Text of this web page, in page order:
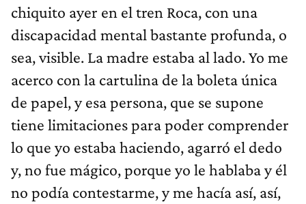
chiquito ayer en el tren Roca, con una
discapacidad mental bastante profunda, o
sea, visible. La madre estaba al lado. Yo me
acerco con la cartulina de la boleta única
de papel, y esa persona, que se supone
tiene limitaciones para poder comprender
lo que yo estaba haciendo, agarró el dedo
y, no fue mágico, porque yo le hablaba y él
no podía contestarme, y me hacía así, así,